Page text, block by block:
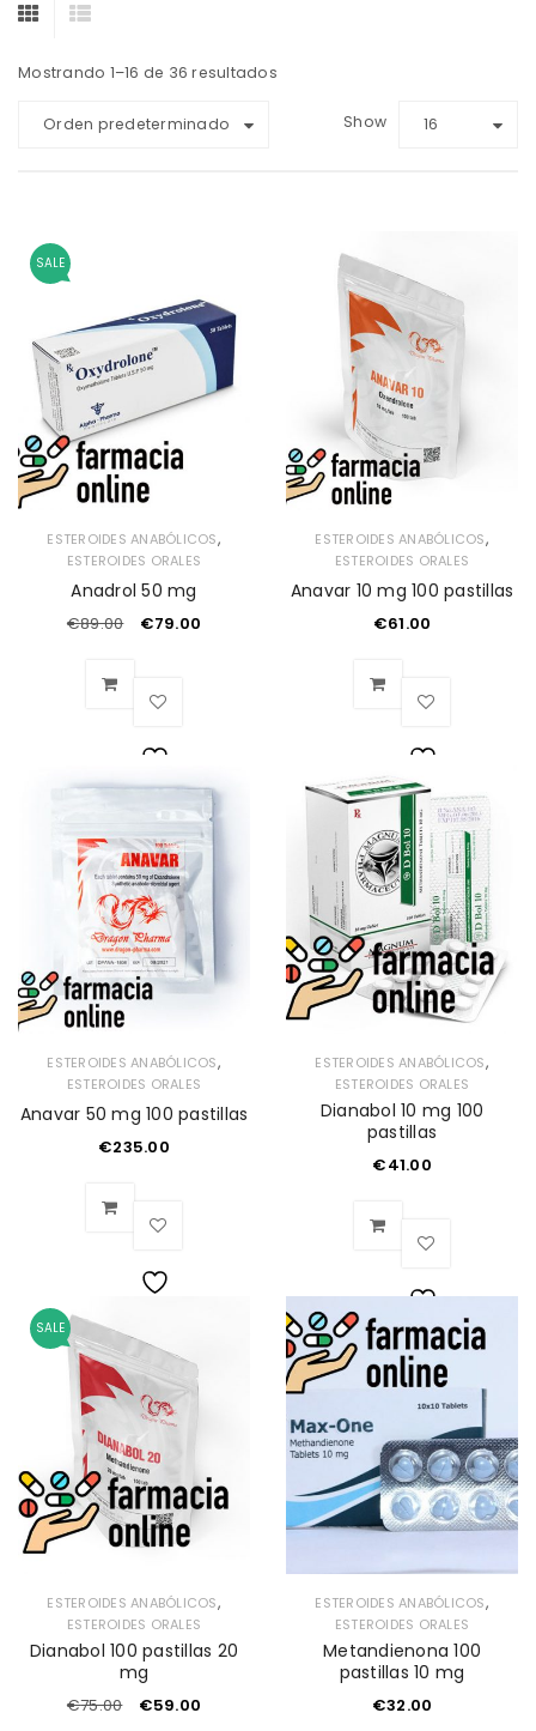
Mostrando 1–16 de 36 resultados
Orden predeterminado Show 16
SALE
ESTEROIDES ANABÓLICOS,
ESTEROIDES ORALES
Anadrol 50 mg
€89.00 €79.00
Lista
de
deseos
ESTEROIDES ANABÓLICOS,
ESTEROIDES ORALES
Anavar 10 mg 100 pastillas
€61.00
Lista
de
deseos
ESTEROIDES ANABÓLICOS,
ESTEROIDES ORALES
Anavar 50 mg 100 pastillas
€235.00
deseos
ESTEROIDES ANABÓLICOS,
ESTEROIDES ORALES
Dianabol 10 mg 100
pastillas
€41.00
Lista
de
deseos
SALE
ESTEROIDES ANABÓLICOS,
ESTEROIDES ORALES
Dianabol 100 pastillas 20
mg
€75.00 €59.00
ESTEROIDES ANABÓLICOS,
ESTEROIDES ORALES
Metandienona 100
pastillas 10 mg
€32.00